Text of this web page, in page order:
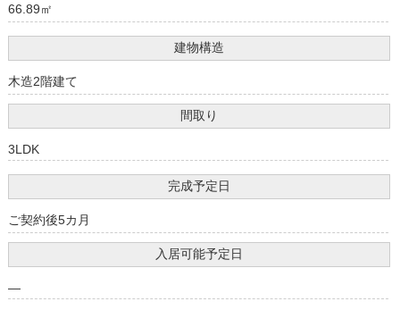
66.89㎡
建物構造
木造2階建て
間取り
3LDK
完成予定日
ご契約後5カ月
入居可能予定日
―